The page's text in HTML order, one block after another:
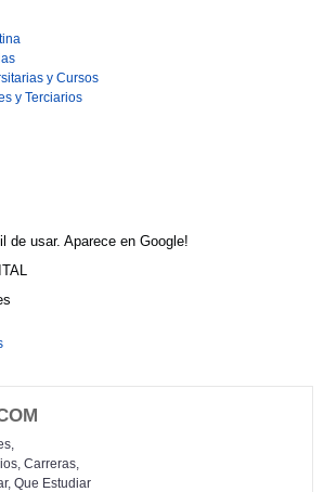
y Cursos
y Terciarios
de usar. Aparece en Google!
Carreras,
Que Estudiar